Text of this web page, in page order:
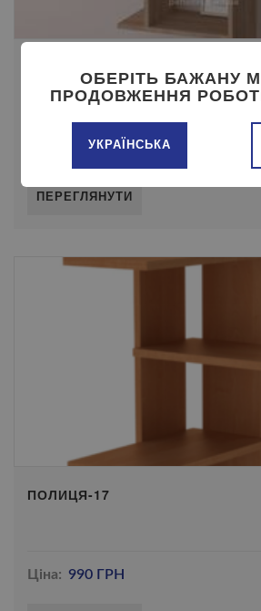
980 ГРН
ПЕРЕГЛЯНУТИ
ПОЛИЦЯ-17
Ціна: 990 ГРН
ОБЕРІТЬ БАЖАНУ
ПРОДОВЖЕННЯ
УКРАЇНСЬКА